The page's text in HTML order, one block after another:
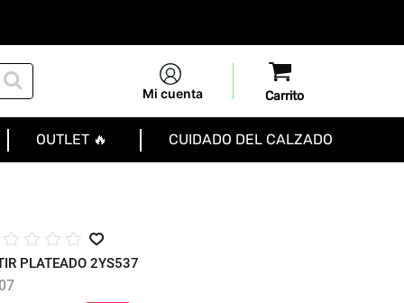
Mi cuenta
OUTLET 🔥 CUIDADO DEL CALZADO
☆ ☆ ☆ ☆
PLATEADO 2YS537